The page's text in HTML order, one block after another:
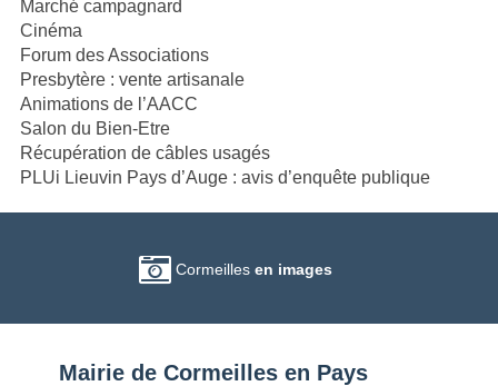
Marché campagnard
Cinéma
Forum des Associations
Presbytère : vente artisanale
Animations de l’AACC
Salon du Bien-Etre
Récupération de câbles usagés
PLUi Lieuvin Pays d’Auge : avis d’enquête publique
Cormeillesen images
Mairie de Cormeilles en Pays